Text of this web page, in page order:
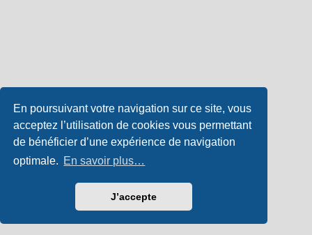
En poursuivant votre navigation sur ce site, vous
acceptez l’utilisation de cookies vous permettant
de bénéficier d’une expérience de navigation
optimale. En savoir plus…
J’accepte